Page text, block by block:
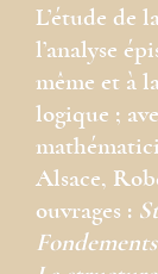
L’étude de
l’analyse
même et à
logique ;
Alsace,
ouvrages :